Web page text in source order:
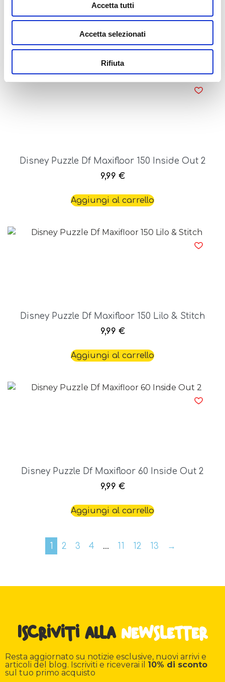
Accetta tutti
Accetta selezionati
Rifiuta
Disney Puzzle Df Maxi Floor 150 Snow White
9,99€
Aggiungi al carrello
Disney Puzzle Df Maxifloor 150 Inside Out 2
9,99 €
Aggiungi al carrello
Disney Puzzle Df Maxifloor 150 Lilo & Stitch
9,99 €
Aggiungi al carrello
Disney Puzzle Df Maxifloor 60 Inside Out 2
9,99 €
Aggiungi al carrello
1 2 3 4 … 11 12 13 →
Iscriviti alla newsletter
Resta aggiornato su notizie esclusive, nuovi arrivi e
articoli del blog. Iscriviti e riceverai il 10% di sconto
sul tuo primo acquisto